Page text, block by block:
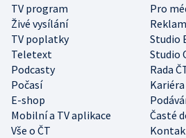
TV program
Pro
Živé vysílání
TV poplatky
Studio
Teletext
Studio
Podcasty
Rada
Počasí
Kariéra
E-shop
Mobilní a TV aplikace
Časté
Vše o ČT